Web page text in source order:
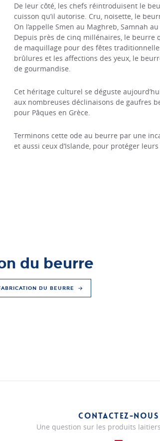
De leur côté, les chefs réintroduisent le
cuisson qu’il autorise. Cru, noisette, le
On l’appelle Smen au Maghreb, Samnah
Depuis près de cinq millénaires, le
de maquillage pour des fêtes
brûlures et les affections des yeux, le
de gourmandise.
Cet héritage culturel se déguste
aux nombreuses déclinaisons de gaufres
pour Pâques en Grèce.
Terminons cette ode au beurre par une
et aussi ceux d’Islande, pour protéger
du beurre
DU BEURRE
CONTACTEZ-NOUS
Une question sur les produits